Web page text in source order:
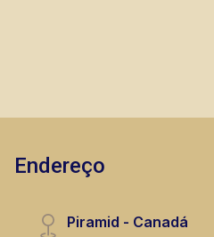
Endereço
Piramid - Canadá